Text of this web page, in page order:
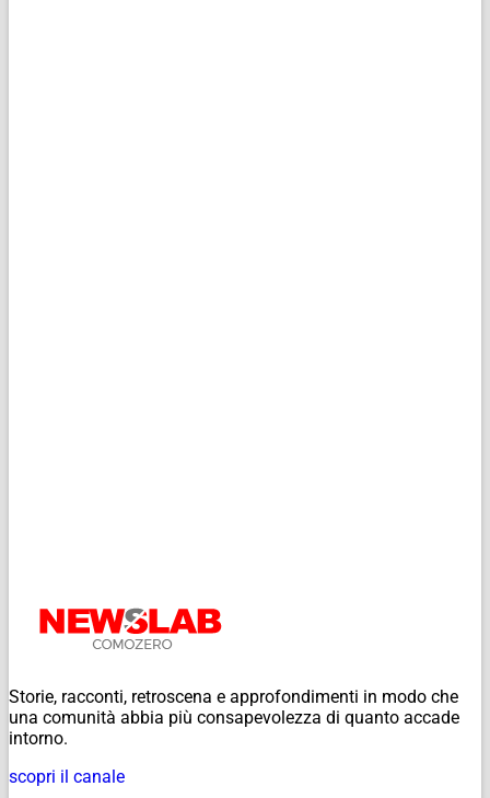
Storie, racconti, retroscena e approfondimenti in modo che
una comunità abbia più consapevolezza di quanto accade
intorno.
scopri il canale